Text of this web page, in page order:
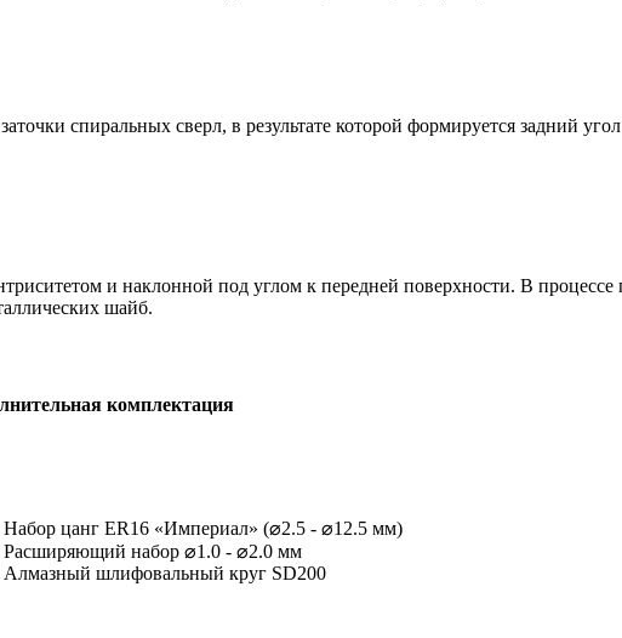
спиральных сверл, в результате которой формируется задний
и наклонной под углом к передней поверхности. В
шайб.
комплектация
Набор цанг ER16 «Империал» (⌀2.5 - ⌀12.5 мм)
Расширяющий набор ⌀1.0 - ⌀2.0 мм
Алмазный шлифовальный круг SD200